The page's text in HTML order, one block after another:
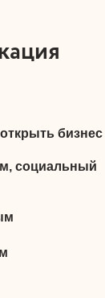
бизнес
социальный